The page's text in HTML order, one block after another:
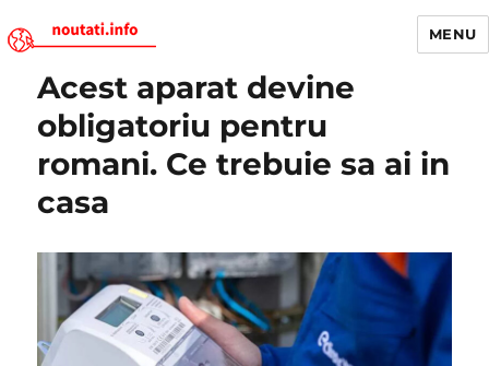
Noutati.Info
MENU
Acest aparat devine
obligatoriu pentru
romani. Ce trebuie sa ai in
casa